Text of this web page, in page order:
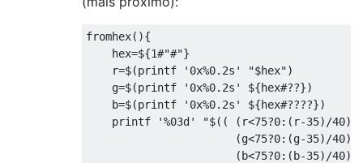
fromhex(){
    hex
=${1#"#"}
    r
=$(printf '0x%0.2s' "$hex")
    g
=$(printf '0x%0.2s' ${hex#??})
    b
=$(printf '0x%0.2s' ${hex#????})
    printf
'%03d'
"$(( (r<75?0:(r-35)/
(g<75?0:(g-35)/
(b<75?0:(b-35)/40)